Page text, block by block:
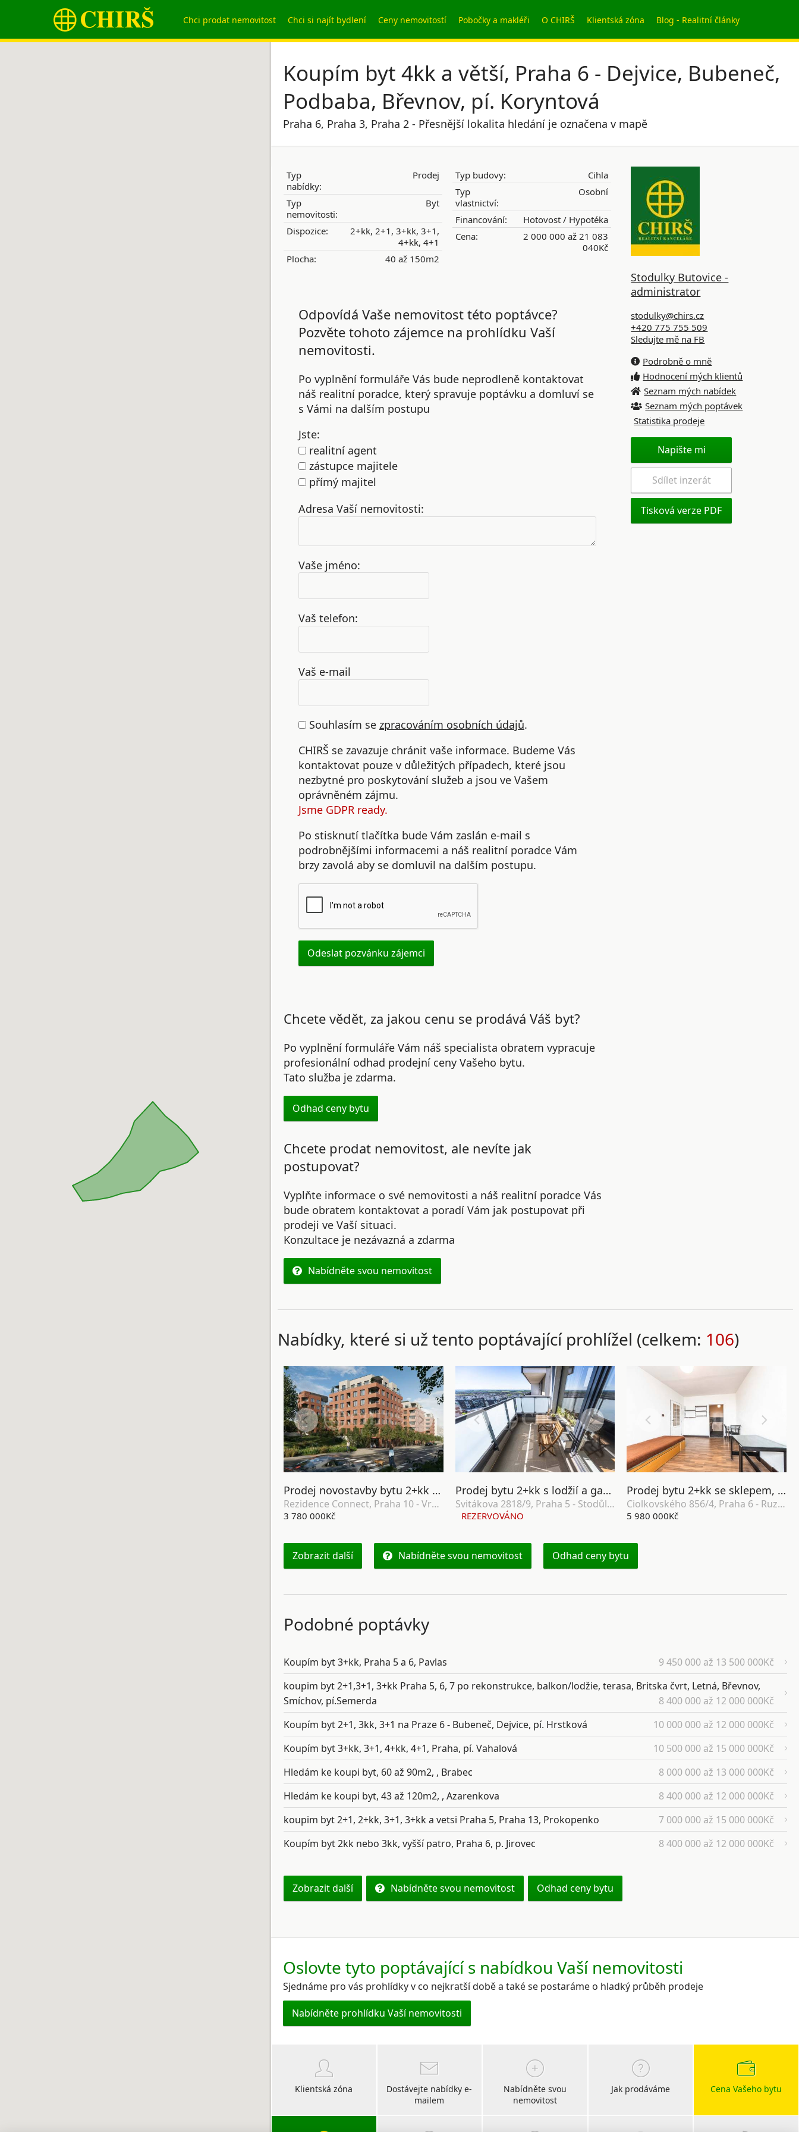
Chci prodat nemovitost Chci si najít bydlení Ceny nemovitostí Pobočky a makléři O CHIRŠ Klientská zóna Blog - Realitní články
Koupím byt 4kk a větší, Praha 6 - Dejvice, Bubeneč,
Podbaba, Břevnov, pí. Koryntová
Praha 6, Praha 3, Praha 2 - Přesnější lokalita hledání je označena v mapě
Typ
nabídky:
Prodej
Typ
nemovitosti:
Byt
Dispozice:
2+kk, 2+1, 3+kk, 3+1,
4+kk, 4+1
Plocha:
40 až 150m2
Typ budovy:
Cihla
Typ
vlastnictví:
Osobní
Financování:
Hotovost / Hypotéka
Cena:
2 000 000 až 21 083
040Kč
Odpovídá Vaše nemovitost této poptávce?
Pozvěte tohoto zájemce na prohlídku Vaší
nemovitosti.
Po vyplnění formuláře Vás bude neprodleně kontaktovat
náš realitní poradce, který spravuje poptávku a domluví se
s Vámi na dalším postupu
Jste:
realitní agent
zástupce majitele
přímý majitel
Adresa Vaší nemovitosti:
Vaše jméno:
Vaš telefon:
Vaš e-mail
Souhlasím se zpracováním osobních údajů.
CHIRŠ se zavazuje chránit vaše informace. Budeme Vás
kontaktovat pouze v důležitých případech, které jsou
nezbytné pro poskytování služeb a jsou ve Vašem
oprávněném zájmu.
Jsme GDPR ready.
Po stisknutí tlačítka bude Vám zaslán e-mail s
podrobnějšími informacemi a náš realitní poradce Vám
brzy zavolá aby se domluvil na dalším postupu.
Chcete vědět, za jakou cenu se prodává Váš byt?
Po vyplnění formuláře Vám náš specialista obratem vypracuje
profesionální odhad prodejní ceny Vašeho bytu.
Tato služba je zdarma.
Odhad ceny bytu
Chcete prodat nemovitost, ale nevíte jak
postupovat?
Vyplňte informace o své nemovitosti a náš realitní poradce Vás
bude obratem kontaktovat a poradí Vám jak postupovat při
prodeji ve Vaší situaci.
Konzultace je nezávazná a zdarma
Nabídněte svou nemovitost
Stodulky Butovice -
administrator
stodulky@chirs.cz
+420 775 755 509
Sledujte mě na FB
Podrobně o mně
Hodnocení mých klientů
Seznam mých nabídek
Seznam mých poptávek
Statistika prodeje
Napište mi
Sdílet inzerát
Tisková verze PDF
Nabídky, které si už tento poptávající prohlížel (celkem: 106)
Prodej novostavby bytu 2+kk se zahradou, terasou, lodžií, sklepem a garážovým stáním, DV, 64 m2, Praha 10 - Vršovice
Rezidence Connect, Praha 10 - Vršovice
3 780 000Kč
Prodej bytu 2+kk s lodžií a garážovým stáním, OV, 58m², ul. Svitákova 2818/9, Praha 5 - Stodůlky
Svitákova 2818/9, Praha 5 - Stodůlky
REZERVOVÁNO
Prodej bytu 2+kk se sklepem, OV, 46m2, ul. Ciolkovského 856/4, Praha 6 - Ruzyně
Ciolkovského 856/4, Praha 6 - Ruzyně
5 980 000Kč
Zobrazit další Nabídněte svou nemovitost Odhad ceny bytu
Podobné poptávky
Koupím byt 3+kk, Praha 5 a 6, Pavlas
9 450 000 až 13 500 000Kč
koupim byt 2+1,3+1, 3+kk Praha 5, 6, 7 po rekonstrukce, balkon/lodžie, terasa, Britska čvrt, Letná, Břevnov,
Smíchov, pí.Semerda
8 400 000 až 12 000 000Kč
Koupím byt 2+1, 3kk, 3+1 na Praze 6 - Bubeneč, Dejvice, pí. Hrstková
10 000 000 až 12 000 000Kč
Koupím byt 3+kk, 3+1, 4+kk, 4+1, Praha, pí. Vahalová
10 500 000 až 15 000 000Kč
Hledám ke koupi byt, 60 až 90m2, , Brabec
8 000 000 až 13 000 000Kč
Hledám ke koupi byt, 43 až 120m2, , Azarenkova
8 400 000 až 12 000 000Kč
koupim byt 2+1, 2+kk, 3+1, 3+kk a vetsi Praha 5, Praha 13, Prokopenko
7 000 000 až 15 000 000Kč
Koupím byt 2kk nebo 3kk, vyšší patro, Praha 6, p. Jirovec
8 400 000 až 12 000 000Kč
Zobrazit další Nabídněte svou nemovitost Odhad ceny bytu
Oslovte tyto poptávající s nabídkou Vaší nemovitosti
Sjednáme pro vás prohlídky v co nejkratší době a také se postaráme o hladký průběh prodeje
Nabídněte prohlídku Vaší nemovitosti
Klientská zóna
Dostávejte nabídky e-
mailem
Nabídněte svou
nemovitost
Jak prodáváme Cena Vašeho bytu